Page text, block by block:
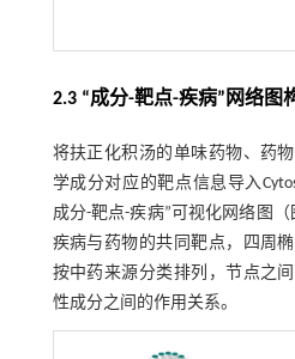
2.3 “成分-靶点-疾病”网络图
将扶正化积汤的单味药物、药
学成分对应的靶点信息导入
成分-靶点-疾病”可视化网络图（
疾病与药物的共同靶点，四周
按中药来源分类排列，节点之
性成分之间的作用关系。